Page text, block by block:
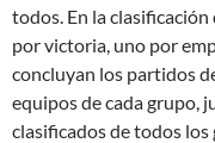
todos. En la
por victoria, uno por
concluyan los partidos
equipos de cada grupo,
clasificados de todos los